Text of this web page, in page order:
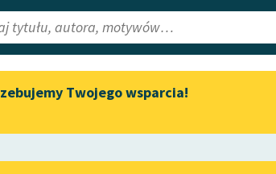
Lektury
Aktualności
Zapraszamy na spotkanie
literatury skandynawskiej
Twojego wsparcia!